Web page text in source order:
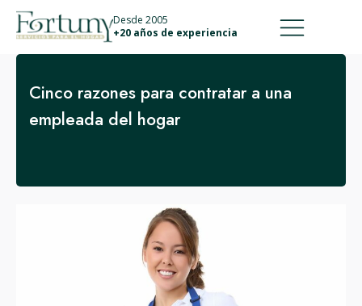
911 887 226
Desde 2005
+20 años de experiencia
Cinco razones para contratar a una
empleada del hogar